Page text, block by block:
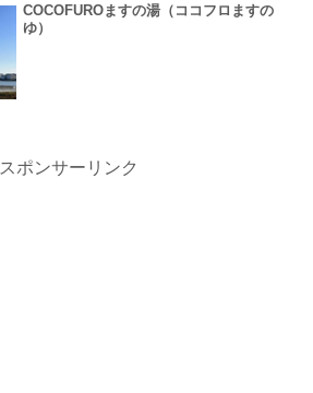
COCOFUROますの湯（ココフロますの
ゆ）
スポンサーリンク